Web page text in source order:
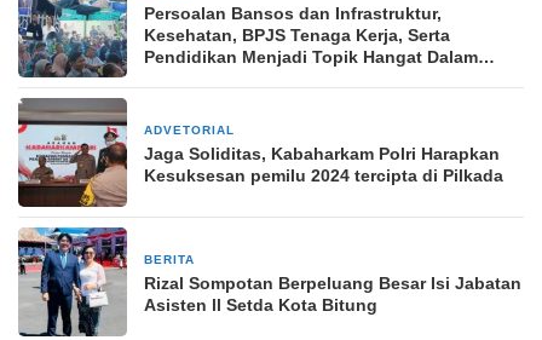
Persoalan Bansos dan Infrastruktur,
Kesehatan, BPJS Tenaga Kerja, Serta
Pendidikan Menjadi Topik Hangat Dalam
ADVETORIAL
Jaga Soliditas, Kabaharkam Polri Harapkan
Kesuksesan pemilu 2024 tercipta di Pilkada
BERITA
Rizal Sompotan Berpeluang Besar Isi Jabatan
Asisten ll Setda Kota Bitung